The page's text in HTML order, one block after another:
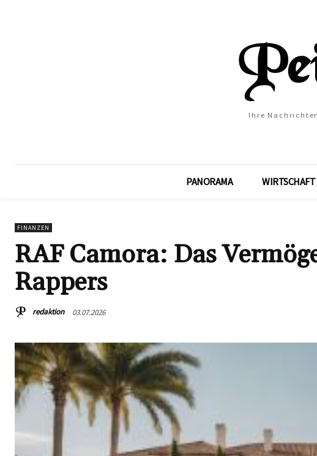
Ihre
PANORAMA WIRTSCHAFT
FINANZEN
RAF Camora: Das
Rappers
redaktion 03.07.2026